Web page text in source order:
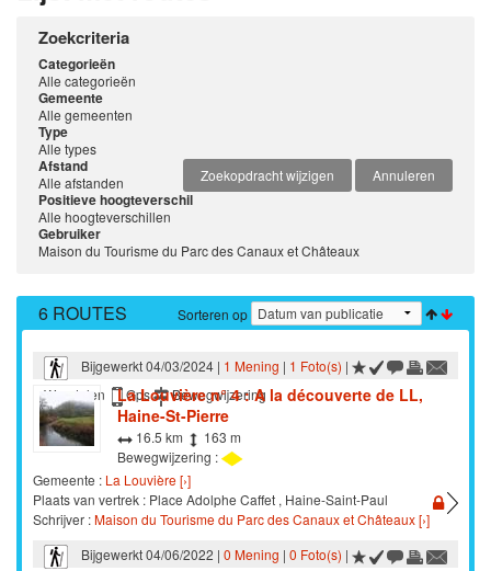
Zoekcriteria
Categorieën
Alle categorieën
Gemeente
Alle gemeenten
Type
Alle types
Zoekopdracht wijzigen
Annuleren
Afstand
Alle afstanden
Positieve hoogteverschil
Alle hoogteverschillen
Gebruiker
Maison du Tourisme du Parc des Canaux et Châteaux
Sorteren op
6 ROUTES
Bijgewerkt 04/03/2024 | 1 Mening | 1 Foto(s) |
Wandelen
Gps Bewegwijzering
La Louvière n° 4 : A la découverte de LL,
Haine-St-Pierre
16.5 km
163 m
Bewegwijzering :
Gemeente : La Louvière [›]
Plaats van vertrek : Place Adolphe Caffet , Haine-Saint-Paul
Schrijver :Maison du Tourisme du Parc des Canaux et Châteaux [›]
Bijgewerkt 04/06/2022 | 0 Mening | 0 Foto(s) |